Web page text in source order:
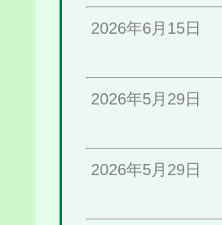
2026年6月15日
2026年5月29日
2026年5月29日